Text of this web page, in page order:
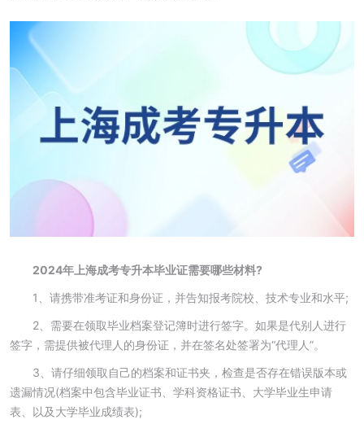
2024年上海成考专升本毕业证需要哪些材料?
1、请携带准考证和身份证，并告知报考院校、技术专业和水平;
2、需要在领取毕业档案登记簿时进行签字。如果是代别人进行
签字，需提供被代理人的身份证，并在签名处签署为“代理人”。
3、请仔细领取自己的档案和证书夹，检查是否存在错误版本或
遗漏情况(档案中包含毕业证书、学科资格证书、大学毕业生申请
表、以及大学毕业成绩表);